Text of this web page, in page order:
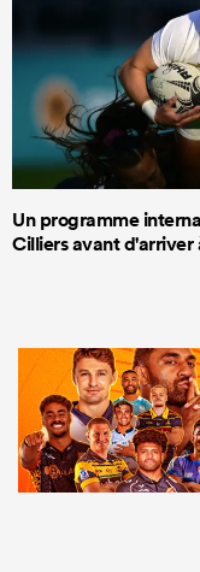
Un programme
Cilliers avant d'arriver